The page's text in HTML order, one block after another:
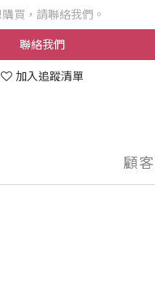
買，請聯絡我們。
聯絡我們
加入追蹤清單
顧